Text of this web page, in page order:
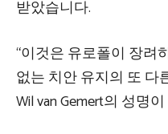
받았습니다.
“이것은 유로폴이 장려
없는 치안 유지의 또 다
Wil van Gemert의 성명